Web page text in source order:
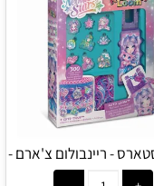
- ריינבולום צ'ארם -
Nebulous Star